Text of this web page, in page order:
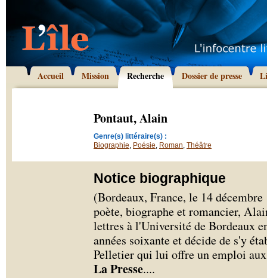
Accueil Mission Recherche Dossier de presse
Pontaut, Alain
Genre(s) littéraire(s) :
Biographie, Poésie, Roman, Théâtre
Notice biographique
(Bordeaux, France, le 14
poète, biographe et romancier,
lettres à l'Université de Bordeaux
années soixante et décide de s'y
Pelletier qui lui offre un emploi
La Presse....